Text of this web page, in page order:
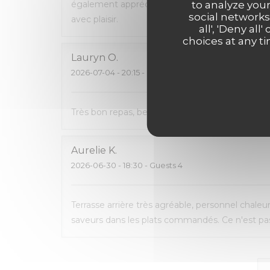
to analyze
social
all', 'Deny all'
choices at any
également apprécié de pouvoir emporter ce
avec plaisir.
Lauryn O
2026-07-04 - 20:15 - Guests 2
Très bon repas, beau cadre, carte avec pas
Aurelie K
2026-06-30 - 18:30 - Guests 4
Terrasse arrière très agréable, personnel
saveurs dans les plats commandés. Ce n'est